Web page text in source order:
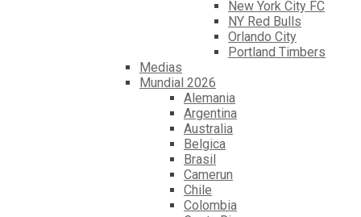
New York City FC
NY Red Bulls
Orlando City
Portland Timbers
Medias
Mundial 2026
Alemania
Argentina
Australia
Belgica
Brasil
Camerun
Chile
Colombia